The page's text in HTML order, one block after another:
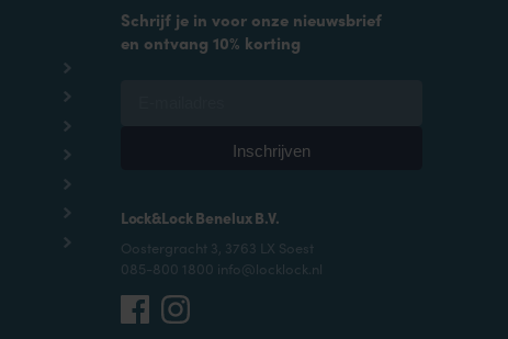
Schrijf je in voor onze nieuwsbrief
en ontvang 10% korting
Lock&Lock Benelux B.V.
Oostergracht 3, 3763 LX Soest
085-800 1800 info@locklock.nl